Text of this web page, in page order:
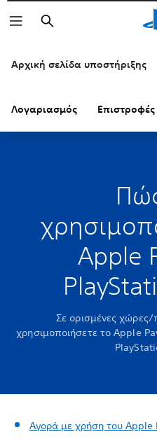
Αναζήτηση
Αρχική σελίδα υποστήριξης
Λογαριασμός
Apple
Σε ορισμένες χώρες/
χρησιμοποιήσετε το Apple
Αγορά με χρήση του Apple